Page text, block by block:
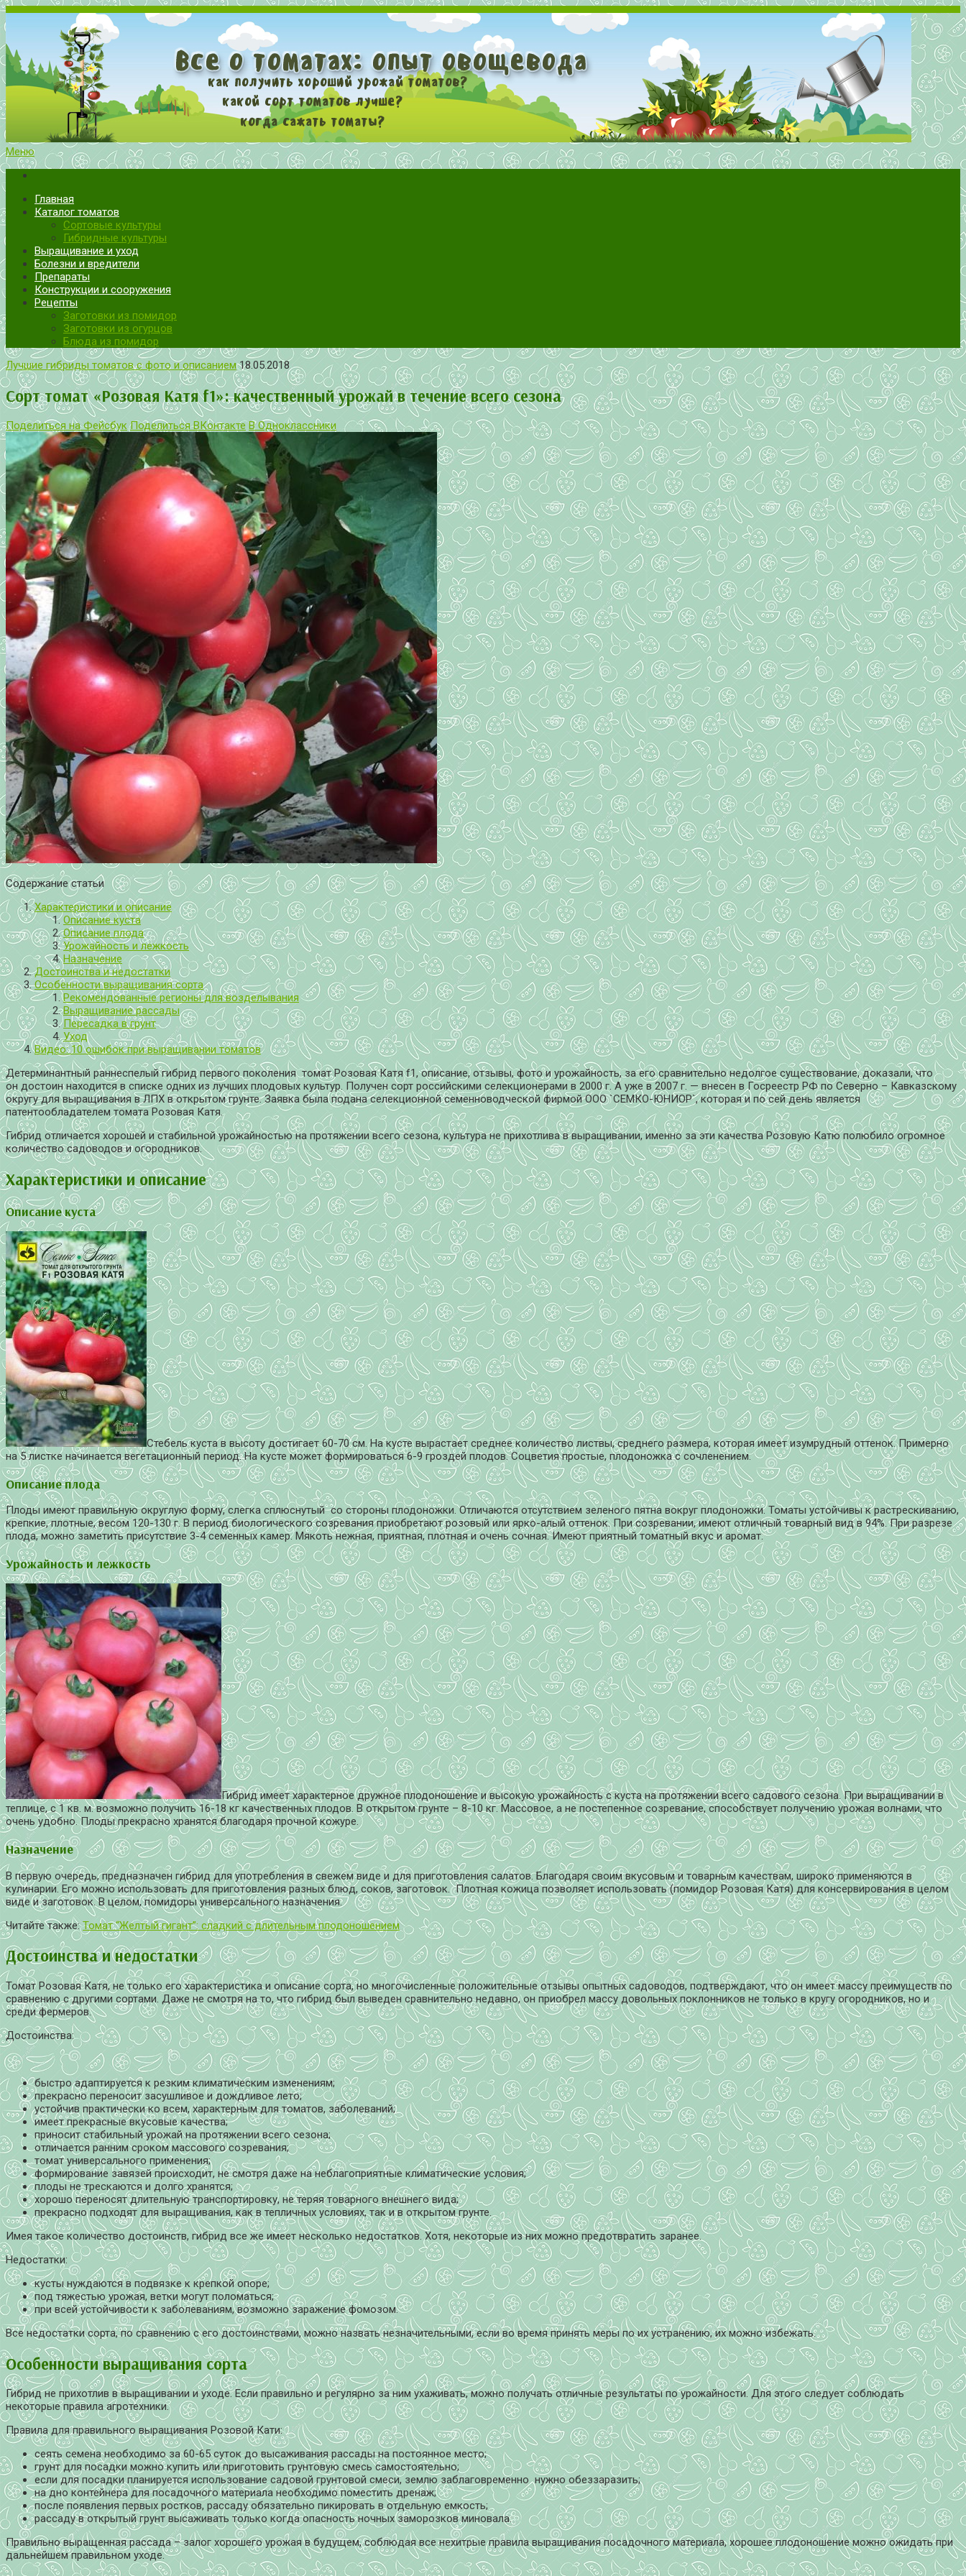
Все о томатах. Выращивание томатов. Сорта и рассада.
Выращивание и уход за томатами
Меню
Главная
Каталог томатов
Сортовые культуры
Гибридные культуры
Выращивание и уход
Болезни и вредители
Препараты
Конструкции и сооружения
Рецепты
Заготовки из помидор
Заготовки из огурцов
Блюда из помидор
Лучшие гибриды томатов с фото и описанием 18.05.2018
Сорт томат «Розовая Катя f1»: качественный урожай в течение всего сезона
Поделиться на Фейсбук Поделиться ВКонтакте В Одноклассники
Содержание статьи
Характеристики и описание
Описание куста
Описание плода
Урожайность и лежкость
Назначение
Достоинства и недостатки
Особенности выращивания сорта
Рекомендованные регионы для возделывания
Выращивание рассады
Пересадка в грунт
Уход
Видео: 10 ошибок при выращивании томатов
Детерминантный раннеспелый гибрид первого поколения томат Розовая Катя f1, описание, отзывы, фото и урожайность, за его сравнительно недолгое существование, доказали, что
он достоин находится в списке одних из лучших плодовых культур. Получен сорт российскими селекционерами в 2000 г. А уже в 2007 г. — внесен в Госреестр РФ по Северно – Кавказскому
округу для выращивания в ЛПХ в открытом грунте. Заявка была подана селекционной семенноводческой фирмой ООО `СЕМКО-ЮНИОР`, которая и по сей день является
патентообладателем томата Розовая Катя.
Гибрид отличается хорошей и стабильной урожайностью на протяжении всего сезона, культура не прихотлива в выращивании, именно за эти качества Розовую Катю полюбило огромное
количество садоводов и огородников.
Характеристики и описание
Описание куста
Стебель куста в высоту достигает 60-70 см. На кусте вырастает среднее количество листвы, среднего размера, которая имеет изумрудный оттенок. Примерно
на 5 листке начинается вегетационный период. На кусте может формироваться 6-9 гроздей плодов. Соцветия простые, плодоножка с сочленением.
Описание плода
Плоды имеют правильную округлую форму, слегка сплюснутый со стороны плодоножки. Отличаются отсутствием зеленого пятна вокруг плодоножки. Томаты устойчивы к растрескиванию,
крепкие, плотные, весом 120-130 г. В период биологического созревания приобретают розовый или ярко-алый оттенок. При созревании, имеют отличный товарный вид в 94%. При разрезе
плода, можно заметить присутствие 3-4 семенных камер. Мякоть нежная, приятная, плотная и очень сочная. Имеют приятный томатный вкус и аромат.
Урожайность и лежкость
Гибрид имеет характерное дружное плодоношение и высокую урожайность с куста на протяжении всего садового сезона. При выращивании в
теплице, с 1 кв. м. возможно получить 16-18 кг качественных плодов. В открытом грунте – 8-10 кг. Массовое, а не постепенное созревание, способствует получению урожая волнами, что
очень удобно. Плоды прекрасно хранятся благодаря прочной кожуре.
Назначение
В первую очередь, предназначен гибрид для употребления в свежем виде и для приготовления салатов. Благодаря своим вкусовым и товарным качествам, широко применяются в
кулинарии. Его можно использовать для приготовления разных блюд, соков, заготовок. Плотная кожица позволяет использовать (помидор Розовая Катя) для консервирования в целом
виде и заготовок. В целом, помидоры универсального назначения.
Читайте также:Томат “Желтый гигант”: сладкий с длительным плодоношением
Достоинства и недостатки
Томат Розовая Катя, не только его характеристика и описание сорта, но многочисленные положительные отзывы опытных садоводов, подтверждают, что он имеет массу преимуществ по
сравнению с другими сортами. Даже не смотря на то, что гибрид был выведен сравнительно недавно, он приобрел массу довольных поклонников не только в кругу огородников, но и
среди фермеров.
Достоинства:
быстро адаптируется к резким климатическим изменениям;
прекрасно переносит засушливое и дождливое лето;
устойчив практически ко всем, характерным для томатов, заболеваний;
имеет прекрасные вкусовые качества;
приносит стабильный урожай на протяжении всего сезона;
отличается ранним сроком массового созревания;
томат универсального применения;
формирование завязей происходит, не смотря даже на неблагоприятные климатические условия;
плоды не трескаются и долго хранятся;
хорошо переносят длительную транспортировку, не теряя товарного внешнего вида;
прекрасно подходят для выращивания, как в тепличных условиях, так и в открытом грунте.
Имея такое количество достоинств, гибрид все же имеет несколько недостатков. Хотя, некоторые из них можно предотвратить заранее.
Недостатки:
кусты нуждаются в подвязке к крепкой опоре;
под тяжестью урожая, ветки могут поломаться;
при всей устойчивости к заболеваниям, возможно заражение фомозом.
Все недостатки сорта, по сравнению с его достоинствами, можно назвать незначительными, если во время принять меры по их устранению, их можно избежать.
Особенности выращивания сорта
Гибрид не прихотлив в выращивании и уходе. Если правильно и регулярно за ним ухаживать, можно получать отличные результаты по урожайности. Для этого следует соблюдать
некоторые правила агротехники.
Правила для правильного выращивания Розовой Кати:
сеять семена необходимо за 60-65 суток до высаживания рассады на постоянное место;
грунт для посадки можно купить или приготовить грунтовую смесь самостоятельно;
если для посадки планируется использование садовой грунтовой смеси, землю заблаговременно нужно обеззаразить;
на дно контейнера для посадочного материала необходимо поместить дренаж;
после появления первых ростков, рассаду обязательно пикировать в отдельную емкость;
рассаду в открытый грунт высаживать только когда опасность ночных заморозков миновала.
Правильно выращенная рассада – залог хорошего урожая в будущем, соблюдая все нехитрые правила выращивания посадочного материала, хорошее плодоношение можно ожидать при
дальнейшем правильном уходе.